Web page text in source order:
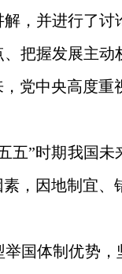
，并进行了讨
把握发展主
党中央高度
五”时期我国
，因地制宜、
国体制优势，